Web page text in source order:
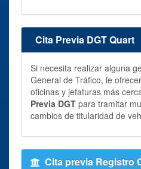
Cita Previa DGT Quart
Si necesita realizar alguna
General de Tráfico, le
oficinas y jefaturas más
Previa DGT para tramitar
cambios de titularidad de
Cita previa Registro